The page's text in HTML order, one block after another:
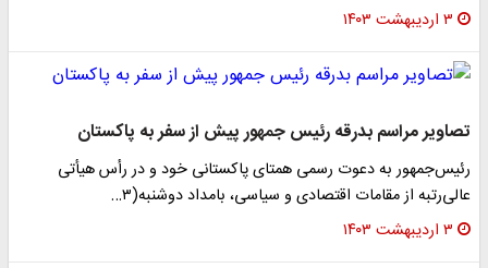
۳ اردیبهشت ۱۴۰۳
تصاویر مراسم بدرقه رئیس جمهور پیش از سفر به پاکستان
رئیس‌جمهور به دعوت رسمی همتای پاکستانی خود و در رأس هیأتی
عالی‌رتبه از مقامات اقتصادی و سیاسی، بامداد دوشنبه(۳…
۳ اردیبهشت ۱۴۰۳